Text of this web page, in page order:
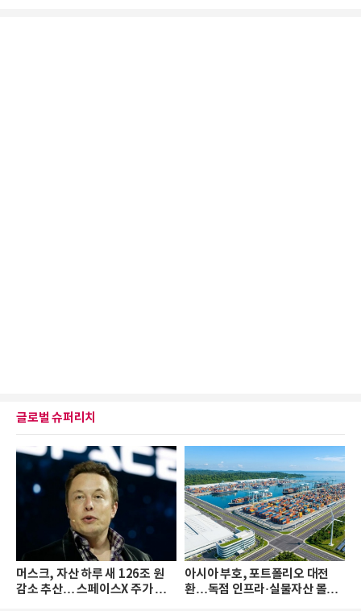
글로벌 슈퍼리치
머스크, 자산 하루 새 126조 원
감소 추산… 스페이스X 주가 하
아시아 부호, 포트폴리오 대전
환…독점 인프라·실물자산 몰린